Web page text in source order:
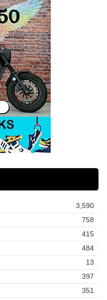
3,590
758
415
484
13
397
351